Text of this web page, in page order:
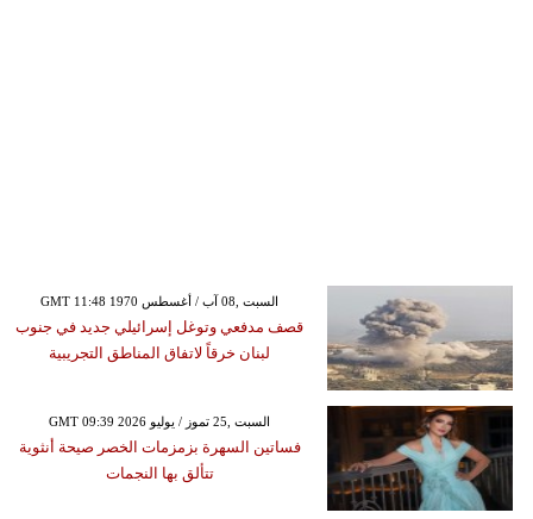
GMT 11:48 1970 السبت ,08 آب / أغسطس
قصف مدفعي وتوغل إسرائيلي جديد في جنوب
لبنان خرقاً لاتفاق المناطق التجريبية
GMT 09:39 2026 السبت ,25 تموز / يوليو
فساتين السهرة بزمزمات الخصر صيحة أنثوية
تتألق بها النجمات